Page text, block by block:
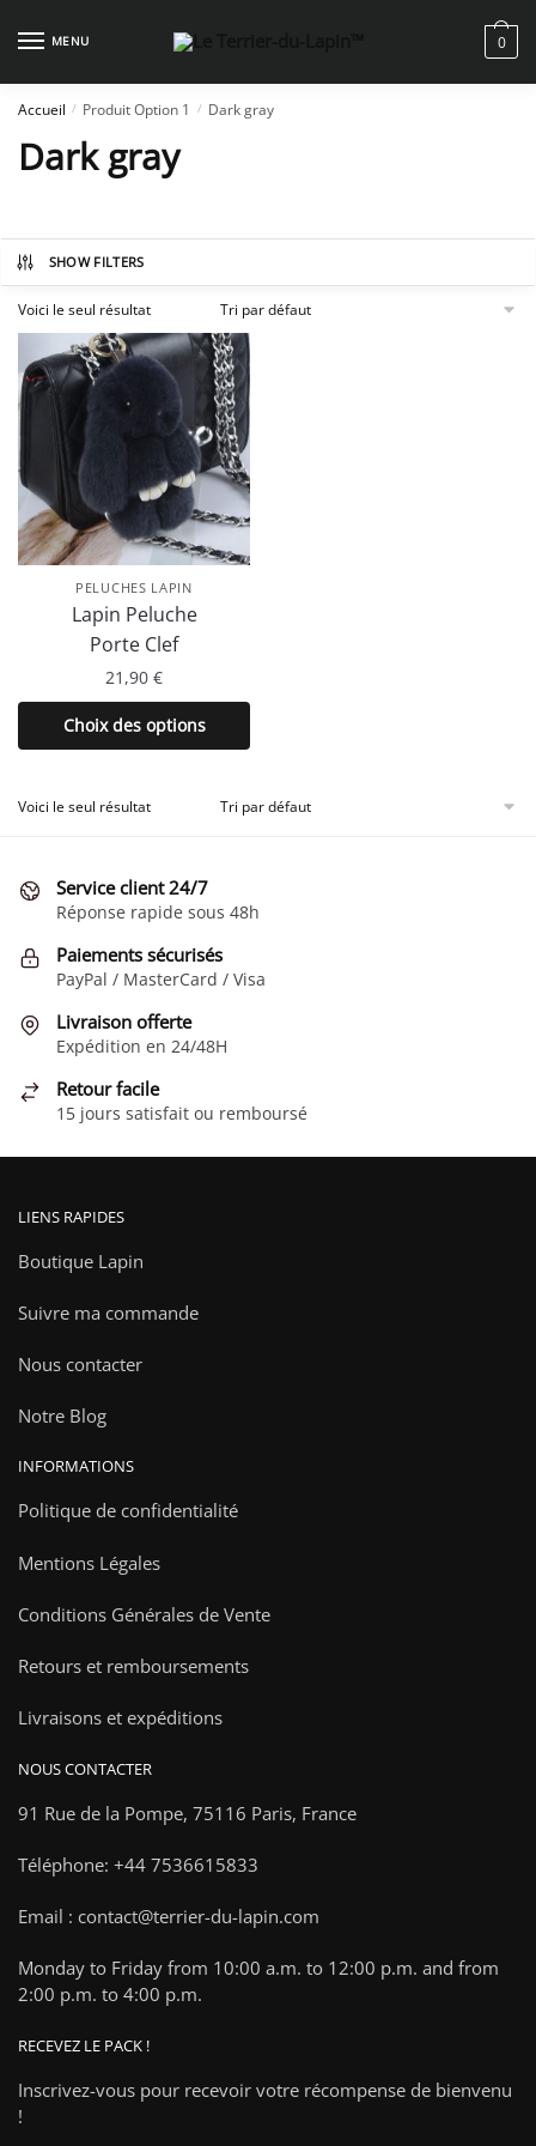
MENU 0
Accueil / Produit Option 1 / Dark gray
Dark gray
SHOW FILTERS
Voici le seul résultat
PELUCHES LAPIN
Lapin Peluche
Porte Clef
21,90 €
Choix des options
Ce
produit
plusieurs
options
peuvent
être
choisies
la
du
produit
Voici le seul résultat
Service client 24/7
Réponse rapide sous 48h
Paiements sécurisés
PayPal / MasterCard / Visa
Livraison offerte
Expédition en 24/48H
Retour facile
15 jours satisfait ou remboursé
LIENS RAPIDES
Boutique Lapin
Suivre ma commande
Nous contacter
Notre Blog
INFORMATIONS
Politique de confidentialité
Mentions Légales
Conditions Générales de Vente
Retours et remboursements
Livraisons et expéditions
NOUS CONTACTER
91 Rue de la Pompe, 75116 Paris, France
Téléphone: +44 7536615833
Email : contact@terrier-du-lapin.com
Monday to Friday from 10:00 a.m. to 12:00 p.m. and from
2:00 p.m. to 4:00 p.m.
RECEVEZ LE PACK !
Inscrivez-vous pour recevoir votre récompense de bienvenu
!